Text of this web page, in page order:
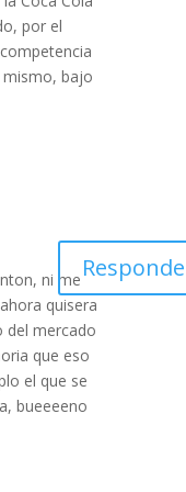
por el
bajo
ni me
quisera
del mercado
que eso
el que se
bueeeeno